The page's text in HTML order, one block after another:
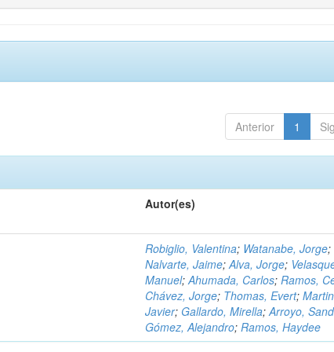
Anterior 1
Autor(es)
Robiglio, Valentina; Watanabe, Jorge;
Nalvarte, Jaime;Alva, Jorge;
Manuel;Ahumada, Carlos;Ramos,
Chávez, Jorge; Thomas, Evert;
Javier; Gallardo, Mirella;Arroyo,
Gómez, Alejandro;Ramos, Haydee